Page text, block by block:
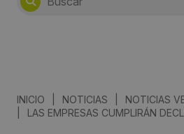
INICIO NOTICIAS
NOTICIAS
LAS EMPRESAS CUMPLIRÁN